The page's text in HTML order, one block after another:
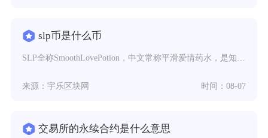
slp币是什么币
来源：宇乐区块网 时间：08-07
交易所的永续合约是什么意思